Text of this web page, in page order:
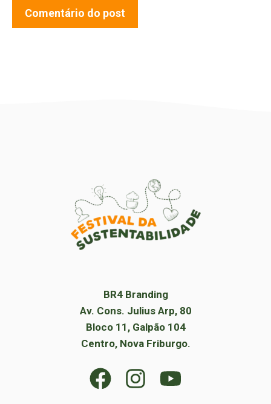
BR4 Branding
Av. Cons. Julius Arp, 80
Bloco 11, Galpão 104
Centro, Nova Friburgo.